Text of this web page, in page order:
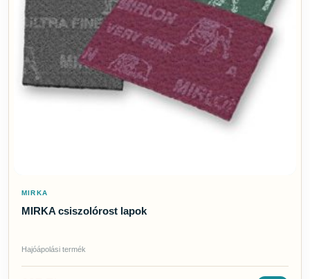
MIRKA
MIRKA csiszolórost lapok
Hajóápolási termék